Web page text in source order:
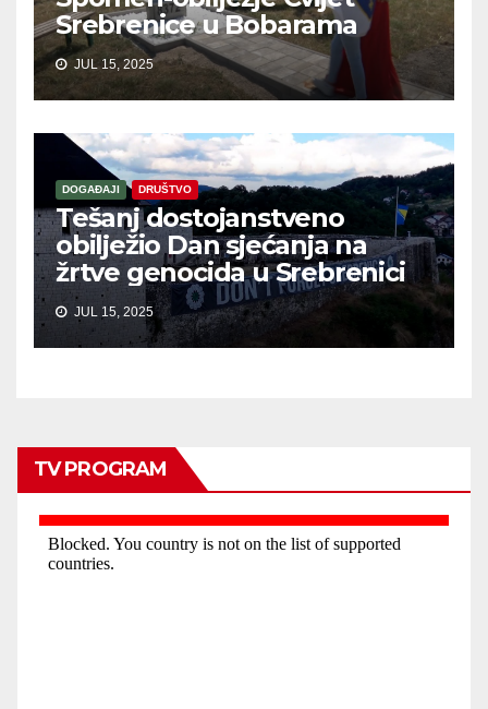
Srebrenice u Bobarama
JUL 15, 2025
DOGAĐAJI DRUŠTVO
Tešanj dostojanstveno
obilježio Dan sjećanja na
žrtve genocida u Srebrenici
JUL 15, 2025
TV PROGRAM